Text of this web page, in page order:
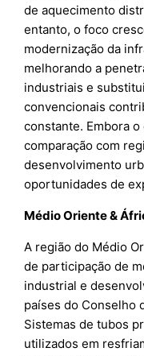
de aquecimento
entanto, o foco
modernização da
melhorando a
industriais e
convencionais
constante. Embora
comparação com
desenvolvimento
oportunidades de
Médio Oriente &
A região do Médio
de participação de
industrial e
países do Conselho
Sistemas de tubos
utilizados em